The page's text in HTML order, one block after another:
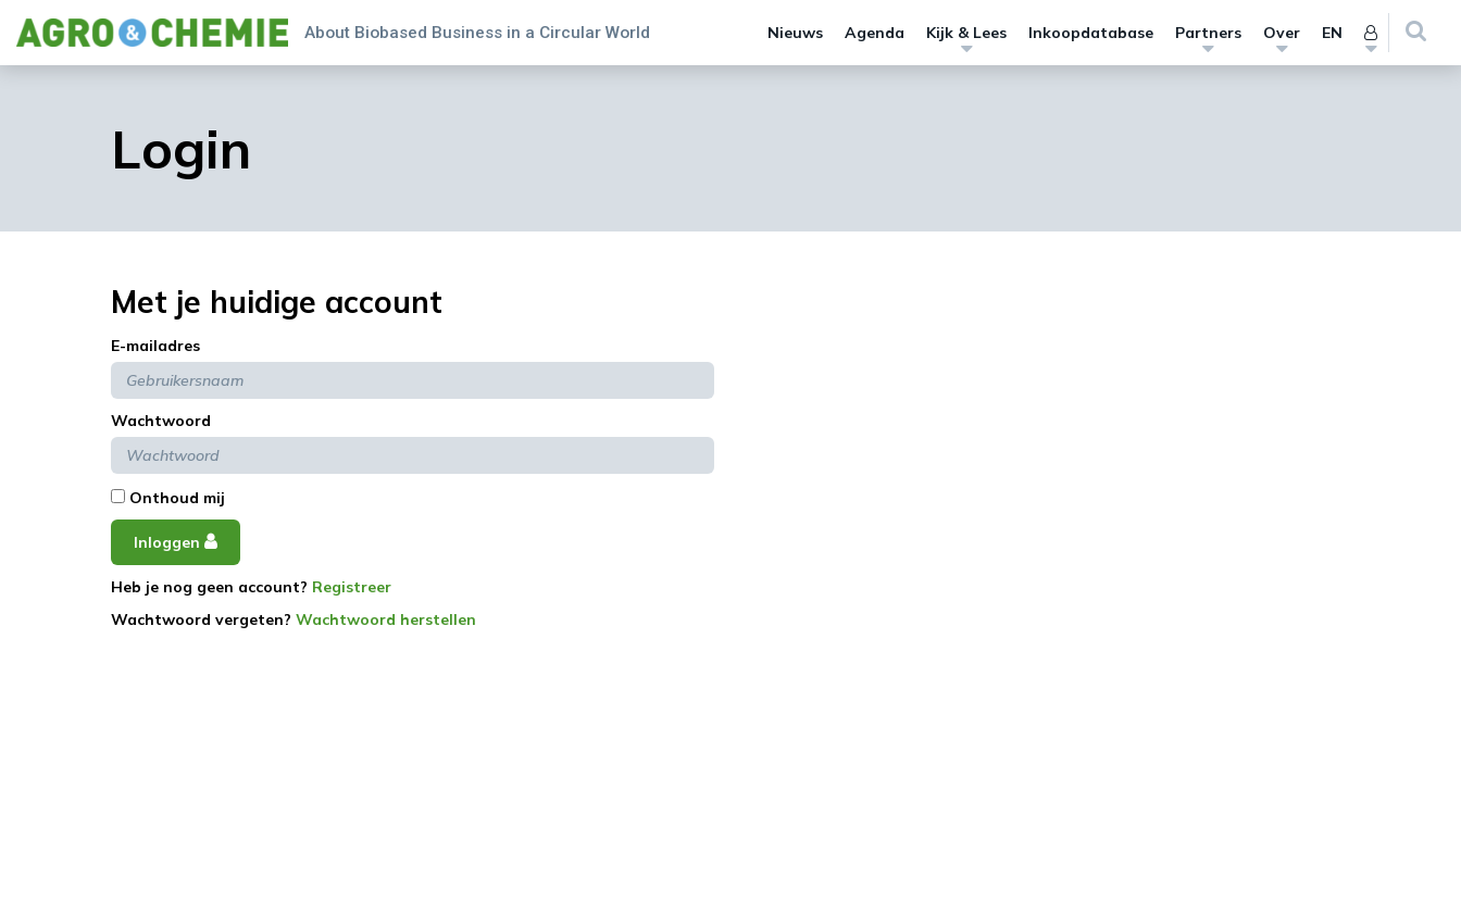
About Biobased Business in a Circular World Nieuws Agenda Kijk & Lees Inkoopdatabase Partners Over EN
Login
Met je huidige account
E-mailadres
Wachtwoord
Onthoud mij
Inloggen
Heb je nog geen account? Registreer
Wachtwoord vergeten? Wachtwoord herstellen